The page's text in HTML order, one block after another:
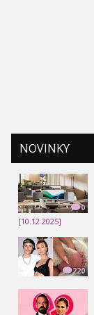
NOVINKY
0
[10.12 2025]
220